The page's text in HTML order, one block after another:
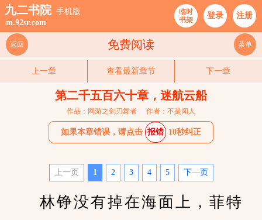
九二书院 手机版
m.92sr.com
临时
书架
登录 注册
免费阅读
返回 菜单
上一章 查看最新章节 下一章
第二千五百六十章，迷航云船
作品：网游之剑刃舞者 作者：不是闻人
如果本章错误，请点击 报错 10秒纠正
上一页 1 2 3 4 5 下—页
林铮没有掉在海面上，菲特